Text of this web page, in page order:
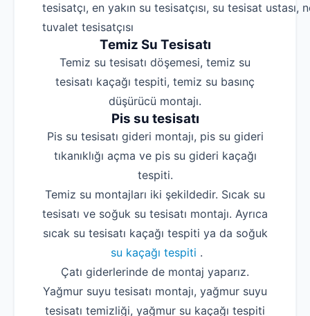
tesisatçı, en yakın su tesisatçısı, su tesisat
tuvalet tesisatçısı
Temiz Su Tesisatı
Temiz su tesisatı döşemesi, temiz su
tesisatı kaçağı tespiti, temiz su basınç
düşürücü montajı.
Pis su tesisatı
Pis su tesisatı gideri montajı, pis su gideri
tıkanıklığı açma ve pis su gideri kaçağı
tespiti.
Temiz su montajları iki şekildedir. Sıcak su
tesisatı ve soğuk su tesisatı montajı. Ayrıca
sıcak su tesisatı kaçağı tespiti ya da soğuk
su kaçağı tespiti .
Çatı giderlerinde de montaj yaparız.
Yağmur suyu tesisatı montajı, yağmur suyu
tesisatı temizliği, yağmur su kaçağı tespiti